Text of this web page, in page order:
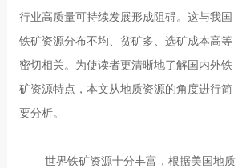
行业高质量可持续发展形成阻碍。这与我国
铁矿资源分布不均、贫矿多、选矿成本高等
密切相关。为使读者更清晰地了解国内外铁
矿资源特点，本文从地质资源的角度进行简
要分析。
世界铁矿资源十分丰富，根据美国地质